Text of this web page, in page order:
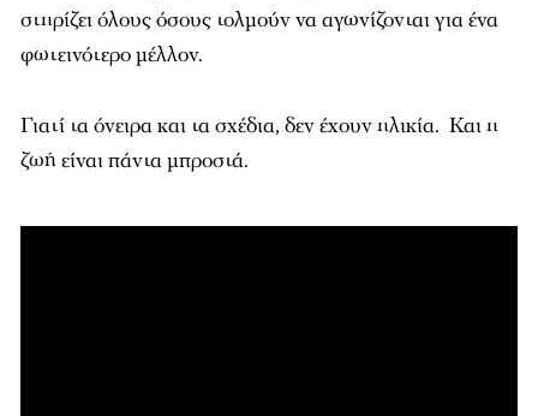
στηρίζει όλους όσους τολμούν να αγωνίζονται για ένα
φωτεινότερο μέλλον.
Γιατί τα όνειρα και τα σχέδια, δεν έχουν ηλικία. Και η
ζωή είναι πάντα μπροστά.